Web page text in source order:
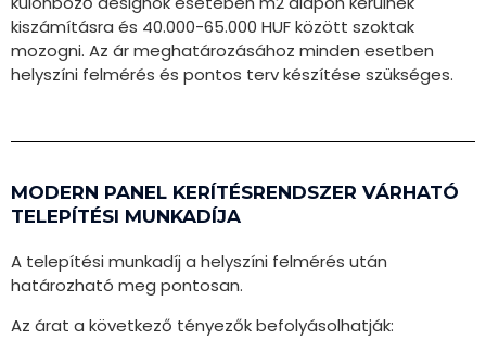
kiszámításra és 40.000-65.000 HUF között szoktak
mozogni. Az ár meghatározásához minden esetben
helyszíni felmérés és pontos terv készítése szükséges.
MODERN PANEL KERÍTÉSRENDSZER VÁRHATÓ
TELEPÍTÉSI MUNKADÍJA
A telepítési munkadíj a helyszíni felmérés után
határozható meg pontosan.
Az árat a következő tényezők befolyásolhatják: